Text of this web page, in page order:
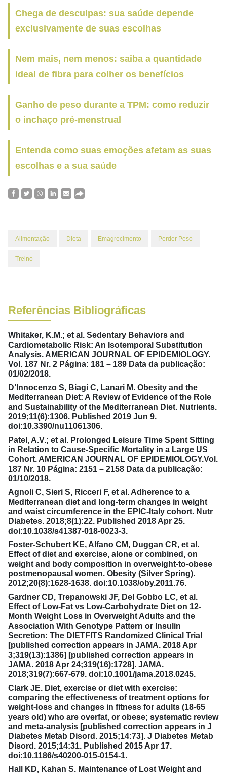
Chega de desculpas: sua saúde depende
exclusivamente de suas escolhas
Nem mais, nem menos: saiba a quantidade
ideal de fibra para colher os benefícios
Ganho de peso durante a TPM: como reduzir
o inchaço pré-menstrual
Entenda como suas emoções afetam as suas
escolhas e a sua saúde
Alimentação Dieta Emagrecimento Perder Peso
Treino
Referências Bibliográficas
Whitaker, K.M.; et al. Sedentary Behaviors and
Cardiometabolic Risk: An Isotemporal Substitution
Analysis. AMERICAN JOURNAL OF EPIDEMIOLOGY.
Vol. 187 Nr. 2 Página: 181 – 189 Data da publicação:
01/02/2018.
D’Innocenzo S, Biagi C, Lanari M. Obesity and the
Mediterranean Diet: A Review of Evidence of the Role
and Sustainability of the Mediterranean Diet. Nutrients.
2019;11(6):1306. Published 2019 Jun 9.
doi:10.3390/nu11061306.
Patel, A.V.; et al. Prolonged Leisure Time Spent Sitting
in Relation to Cause-Specific Mortality in a Large US
Cohort. AMERICAN JOURNAL OF EPIDEMIOLOGY.Vol.
187 Nr. 10 Página: 2151 – 2158 Data da publicação:
01/10/2018.
Agnoli C, Sieri S, Ricceri F, et al. Adherence to a
Mediterranean diet and long-term changes in weight
and waist circumference in the EPIC-Italy cohort. Nutr
Diabetes. 2018;8(1):22. Published 2018 Apr 25.
doi:10.1038/s41387-018-0023-3.
Foster-Schubert KE, Alfano CM, Duggan CR, et al.
Effect of diet and exercise, alone or combined, on
weight and body composition in overweight-to-obese
postmenopausal women. Obesity (Silver Spring).
2012;20(8):1628-1638. doi:10.1038/oby.2011.76.
Gardner CD, Trepanowski JF, Del Gobbo LC, et al.
Effect of Low-Fat vs Low-Carbohydrate Diet on 12-
Month Weight Loss in Overweight Adults and the
Association With Genotype Pattern or Insulin
Secretion: The DIETFITS Randomized Clinical Trial
[published correction appears in JAMA. 2018 Apr
3;319(13):1386] [published correction appears in
JAMA. 2018 Apr 24;319(16):1728]. JAMA.
2018;319(7):667-679. doi:10.1001/jama.2018.0245.
Clark JE. Diet, exercise or diet with exercise:
comparing the effectiveness of treatment options for
weight-loss and changes in fitness for adults (18-65
years old) who are overfat, or obese; systematic review
and meta-analysis [published correction appears in J
Diabetes Metab Disord. 2015;14:73]. J Diabetes Metab
Disord. 2015;14:31. Published 2015 Apr 17.
doi:10.1186/s40200-015-0154-1.
Hall KD, Kahan S. Maintenance of Lost Weight and